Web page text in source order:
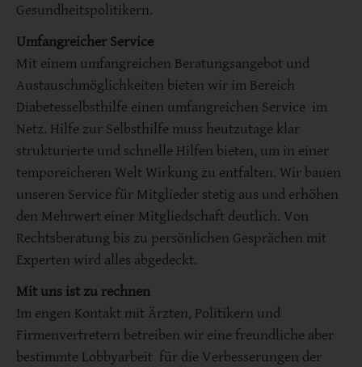
Gesundheitspolitikern.
Umfangreicher Service
Mit einem umfangreichen Beratungsangebot und
Austauschmöglichkeiten bieten wir im Bereich
Diabetesselbsthilfe einen umfangreichen Service im
Netz. Hilfe zur Selbsthilfe muss heutzutage klar
strukturierte und schnelle Hilfen bieten, um in einer
temporeicheren Welt Wirkung zu entfalten. Wir bauen
unseren Service für Mitglieder stetig aus und erhöhen
den Mehrwert einer Mitgliedschaft deutlich. Von
Rechtsberatung bis zu persönlichen Gesprächen mit
Experten wird alles abgedeckt.
Mit uns ist zu rechnen
Im engen Kontakt mit Ärzten, Politikern und
Firmenvertretern betreiben wir eine freundliche aber
bestimmte Lobbyarbeit für die Verbesserungen der